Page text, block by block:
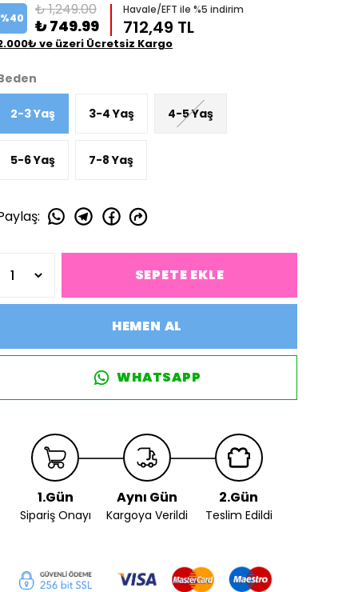
%40 ₺ 1,249.00
₺ 749.99
Havale/EFT ile %5 indirim
712,49 TL
ve üzeri Ücretsiz Kargo
2-3 Yaş 3-4 Yaş 4-5 Yaş
5-6 Yaş 7-8 Yaş
:
SEPETE EKLE
HEMEN AL
WHATSAPP
1.Gün
Sipariş Onayı
Aynı Gün
Kargoya Verildi
2.Gün
Teslim Edildi